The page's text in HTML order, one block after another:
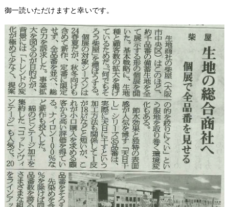
御一読いただけますと幸いです。